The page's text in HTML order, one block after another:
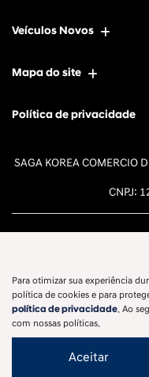
Veículos Novos
Mapa do site
Política de privacidade
SAGA KOREA COMERCIO
CNPJ:
Desacelere. Seu
vida.
Para otimizar sua experiência
política de cookies e para
política de privacidade. Ao
com nossas políticas.
Aceitar